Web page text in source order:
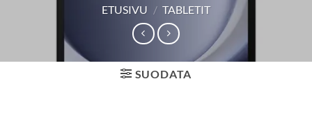
ETUSIVU / TABLETIT
SUODATA